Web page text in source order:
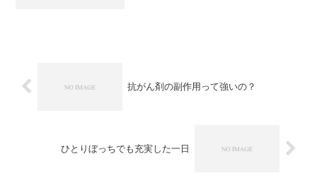
抗がん剤の副作用って強いの？
ひとりぼっちでも充実した一日